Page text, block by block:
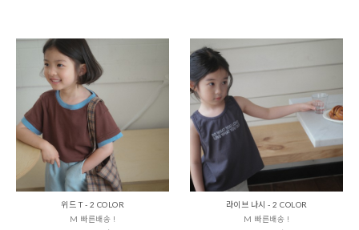
위드 T - 2 COLOR
M 빠른배송 !
라이브 나시 - 2 COLOR
M 빠른배송 !